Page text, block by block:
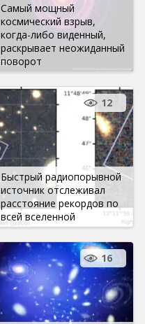
Самый мощный
космический взрыв,
когда-либо виденный,
раскрывает неожиданный
поворот
Быстрый радиопорывной
источник отслеживал
расстояние рекордов по
всей вселенной
12
16